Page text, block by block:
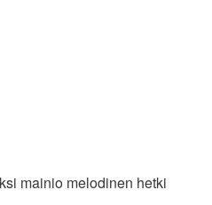
mainio melodinen hetki